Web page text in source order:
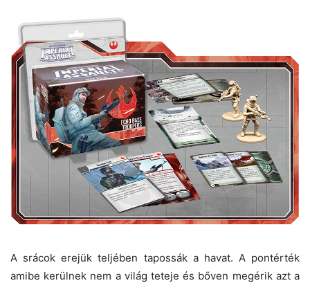
A srácok erejük teljében tapossák a havat. A pontérték
amibe kerülnek nem a világ teteje és bőven megérik azt a